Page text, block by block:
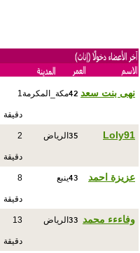
نهى بنت سعد 42مكة_المكرمة1
دقيقة
Loly91
35 الرياض 2
دقيقة
عزيزة احمد 43ينبع 8
دقيقة
وفاءءء محمد 33 الرياض 13
دقيقة